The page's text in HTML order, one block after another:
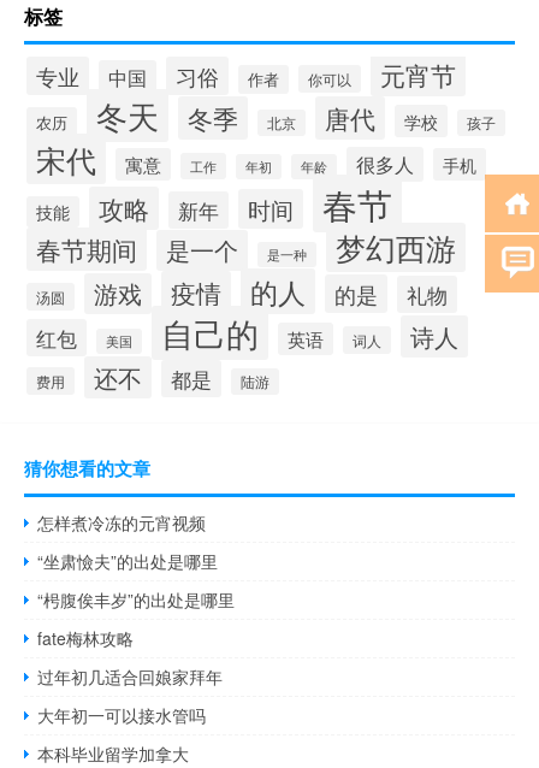
标签
专业 中国 习俗 作者 你可以 元宵节
农历 冬天 冬季 北京 唐代 学校 孩子
宋代 寓意 工作 年初 年龄 很多人 手机
技能 攻略 新年 时间 春节
春节期间 是一个 是一种 梦幻西游
汤圆 游戏 疫情 的人 的是
礼物
红包
美国 自己的 英语 词人 诗人
费用 还不 都是 陆游
猜你想看的文章
怎样煮冷冻的元宵视频
“坐肃憸夫”的出处是哪里
“枵腹俟丰岁”的出处是哪里
fate梅林攻略
过年初几适合回娘家拜年
大年初一可以接水管吗
本科毕业留学加拿大